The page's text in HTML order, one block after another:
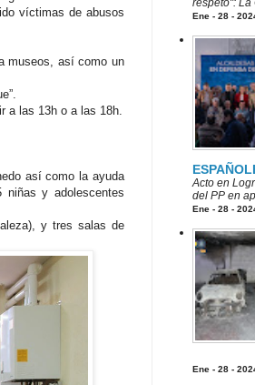
víctimas de abusos
museos, así como un
a las 13h o a las 18h.
así como la ayuda
niñas y adolescentes
y tres salas de
Ene - 28 -
Acto en
del PP en
Ene - 28 -
Ene - 28 -